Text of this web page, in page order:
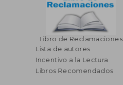
Libro de Reclamaciones
Lista de autores
Incentivo a la Lectura
Libros Recomendados